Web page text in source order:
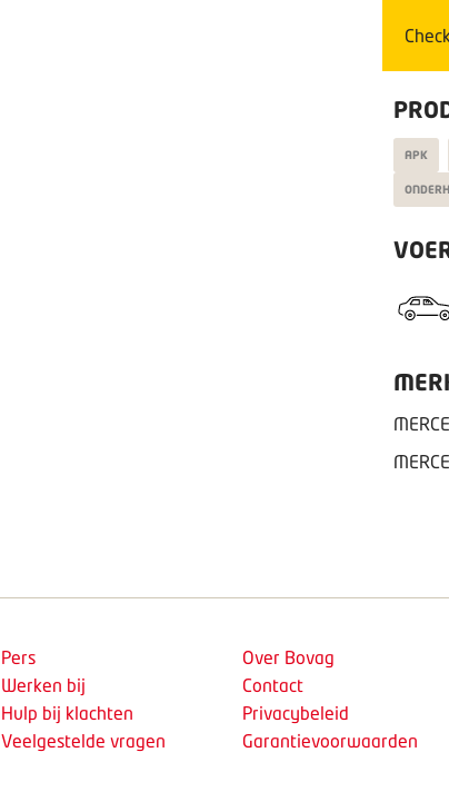
APK
Pers
Werken bij
Hulp bij klachten
Veelgestelde vragen
Over Bovag
Contact
Privacybeleid
Garantievoorwaarden